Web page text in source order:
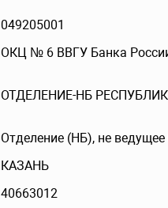
049205001
ОКЦ № 6 ВВГУ Банка
ОТДЕЛЕНИЕ-НБ
Отделение (НБ), не ведущее
КАЗАНЬ
40663012